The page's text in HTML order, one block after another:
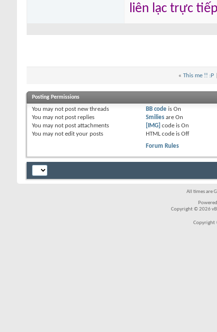
liên lạc trực
« This me !! :P
Posting Permissions
You may not post new threads
You may not post replies
You may not post attachments
You may not edit your posts
BB codeis On
Smiliesare On
[IMG] code is On
HTML code is Off
Forum Rules
All times are
Copyright © 2026
Copyright